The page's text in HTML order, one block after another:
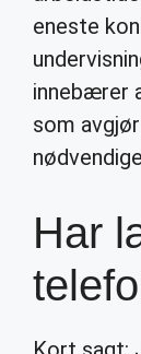
eneste
innebærer
som
Har